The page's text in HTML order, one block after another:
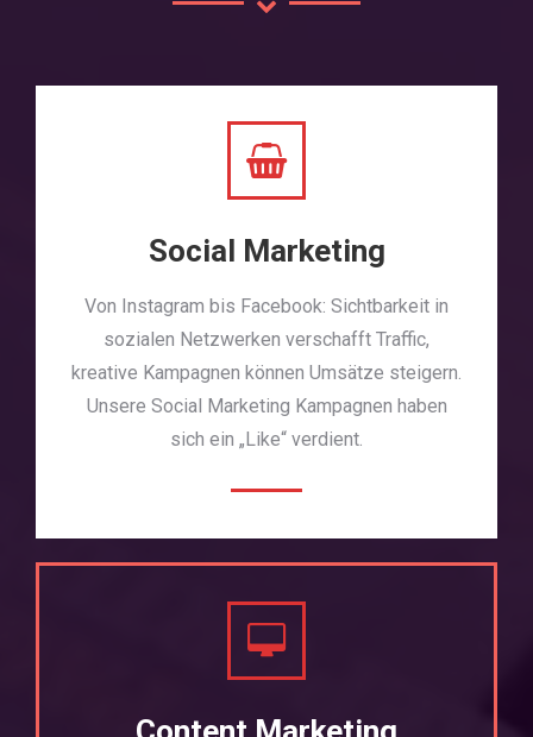
Social Marketing
Von Instagram bis Facebook: Sichtbarkeit in
sozialen Netzwerken verschafft Traffic,
kreative Kampagnen können Umsätze steigern.
Unsere Social Marketing Kampagnen haben
sich ein „Like“ verdient.